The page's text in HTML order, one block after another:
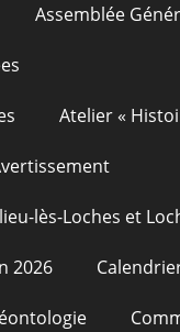
Assemblée
Atelier «
lès-Loches et
2026